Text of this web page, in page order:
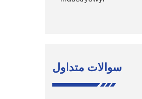
سوالات متداول